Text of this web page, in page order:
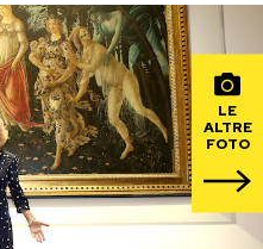
Mondiali calcio 2026
LE
ALTRE
FOTO